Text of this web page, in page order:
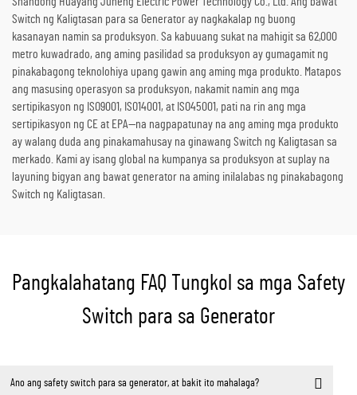
Switch ng Kaligtasan para sa Generator ay nagkakalap ng buong
kasanayan namin sa produksyon. Sa kabuuang sukat na mahigit sa 62,000
metro kuwadrado, ang aming pasilidad sa produksyon ay gumagamit ng
pinakabagong teknolohiya upang gawin ang aming mga produkto. Matapos
ang masusing operasyon sa produksyon, nakamit namin ang mga
sertipikasyon ng ISO9001, ISO14001, at ISO45001, pati na rin ang mga
sertipikasyon ng CE at EPA—na nagpapatunay na ang aming mga produkto
ay walang duda ang pinakamahusay na ginawang Switch ng Kaligtasan sa
merkado. Kami ay isang global na kumpanya sa produksyon at suplay na
layuning bigyan ang bawat generator na aming inilalabas ng pinakabagong
Switch ng Kaligtasan.
Pangkalahatang FAQ Tungkol sa mga Safety
Switch para sa Generator
Ano ang safety switch para sa generator, at bakit ito mahalaga?